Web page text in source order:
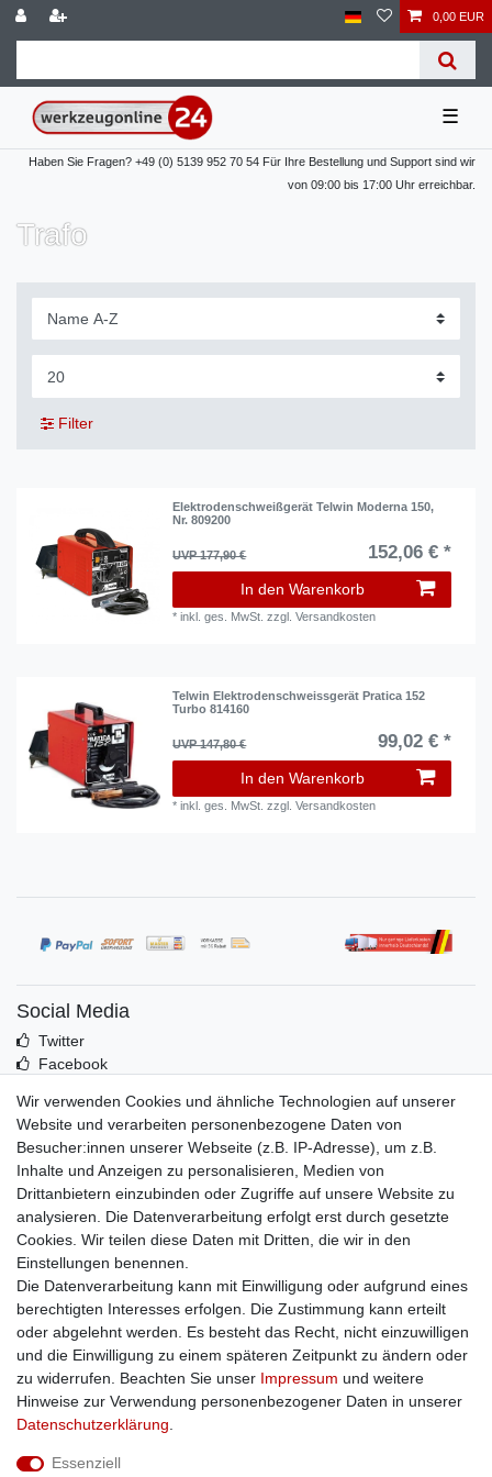
0,00 EUR
☰
Haben Sie Fragen? +49 (0) 5139 952 70 54 Für Ihre Bestellung und Support sind wir
von 09:00 bis 17:00 Uhr erreichbar.
Trafo
Filter
Elektrodenschweißgerät Telwin Moderna 150,
Nr. 809200
UVP 177,90 € 152,06 € *
In den Warenkorb
*inkl. ges. MwSt. zzgl.Versandkosten
Telwin Elektrodenschweissgerät Pratica 152
Turbo 814160
UVP 147,80 € 99,02 € *
In den Warenkorb
*inkl. ges. MwSt. zzgl.Versandkosten
Social Media
Twitter
Facebook
Mehr über uns
Kontakt
Impressum
Zusatzinfos
AGB
Altölentsorgung
Batterieentsorgung
Datenschutz
Lieferbedingungen
Widerrufsbelehrung
Widerrufsformular
Zahlungsarten
Bankdaten
Wir verwenden Cookies und ähnliche Technologien auf unserer
Website und verarbeiten personenbezogene Daten von
Besucher:innen unserer Webseite (z.B. IP-Adresse), um z.B.
Inhalte und Anzeigen zu personalisieren, Medien von
Drittanbietern einzubinden oder Zugriffe auf unsere Website zu
analysieren. Die Datenverarbeitung erfolgt erst durch gesetzte
Cookies. Wir teilen diese Daten mit Dritten, die wir in den
Einstellungen benennen.
Die Datenverarbeitung kann mit Einwilligung oder aufgrund eines
berechtigten Interesses erfolgen. Die Zustimmung kann erteilt
oder abgelehnt werden. Es besteht das Recht, nicht einzuwilligen
und die Einwilligung zu einem späteren Zeitpunkt zu ändern oder
zu widerrufen. Beachten Sie unser Impressum und weitere
Hinweise zur Verwendung personenbezogener Daten in unserer
Daten­schutz­erklärung
Essenziell